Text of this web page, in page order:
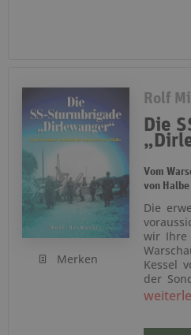
Merken
Rolf
Die
Vom
von Halbe
Die
wir Ihre
Kessel
der